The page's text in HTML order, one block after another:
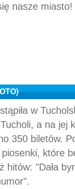
nasze miasto!
w
a na jej
350 biletów.
które
hitów: "Dała